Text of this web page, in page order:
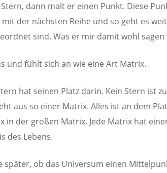
dann malt er einen Punkt. Diese
der nächsten Reihe und so geht es
sind. Was er mir damit wohl sagen
und fühlt sich an wie eine Art Matrix.
hat seinen Platz darin. Kein Stern ist
aus so einer Matrix. Alles ist an dem
in der großen Matrix. Jede Matrix hat
des Lebens.
später, ob das Universum einen